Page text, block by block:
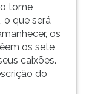
tome
o que será
os
os sete
caixões.
do